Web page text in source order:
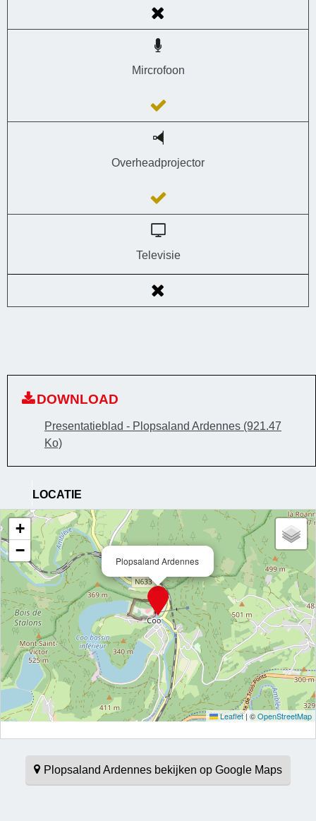
Mircrofoon
Overheadprojector
Televisie
DOWNLOAD
Presentatieblad - Plopsaland Ardennes (921.47
Ko)
LOCATIE
Plopsaland Ardennes
+
−
Leaflet| ©OpenStreetMap
Plopsaland Ardennes bekijken op Google Maps